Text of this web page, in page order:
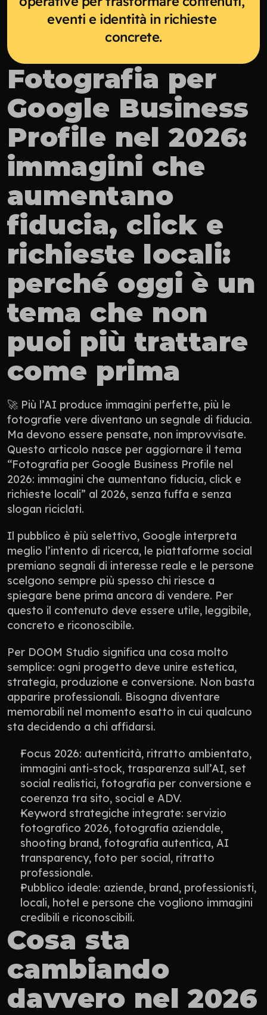
eventi e identità in richieste
concrete.
Fotografia per
Google Business
Profile nel 2026:
immagini che
aumentano
fiducia, click e
richieste locali:
perché oggi è un
tema che non
puoi più trattare
come prima
🚀 Più l’AI produce immagini perfette, più le
fotografie vere diventano un segnale di fiducia.
Ma devono essere pensate, non improvvisate.
Questo articolo nasce per aggiornare il tema
“Fotografia per Google Business Profile nel
2026: immagini che aumentano fiducia, click e
richieste locali” al 2026, senza fuffa e senza
slogan riciclati.
Il pubblico è più selettivo, Google interpreta
meglio l’intento di ricerca, le piattaforme social
premiano segnali di interesse reale e le persone
scelgono sempre più spesso chi riesce a
spiegare bene prima ancora di vendere. Per
questo il contenuto deve essere utile, leggibile,
concreto e riconoscibile.
Per DOOM Studio significa una cosa molto
semplice: ogni progetto deve unire estetica,
strategia, produzione e conversione. Non basta
apparire professionali. Bisogna diventare
memorabili nel momento esatto in cui qualcuno
sta decidendo a chi affidarsi.
Focus 2026: autenticità, ritratto ambientato,
immagini anti-stock, trasparenza sull’AI, set
social realistici, fotografia per conversione e
coerenza tra sito, social e ADV.
Keyword strategiche integrate: servizio
fotografico 2026, fotografia aziendale,
shooting brand, fotografia autentica, AI
transparency, foto per social, ritratto
professionale.
Pubblico ideale: aziende, brand, professionisti,
locali, hotel e persone che vogliono immagini
credibili e riconoscibili.
Cosa sta
cambiando
davvero nel 2026